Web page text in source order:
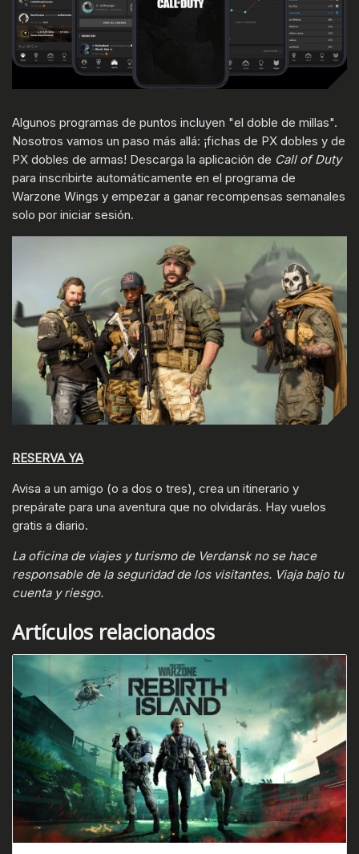
Algunos programas de puntos incluyen "el doble de millas".
Nosotros vamos un paso más allá: ¡fichas de PX dobles y de
PX dobles de armas! Descarga la aplicación de Call of Duty
para inscribirte automáticamente en el programa de
Warzone Wings y empezar a ganar recompensas semanales
solo por iniciar sesión.
RESERVA YA
Avisa a un amigo (o a dos o tres), crea un itinerario y
prepárate para una aventura que no olvidarás. Hay vuelos
gratis a diario.
La oficina de viajes y turismo de Verdansk no se hace
responsable de la seguridad de los visitantes. Viaja bajo tu
cuenta y riesgo.
Artículos relacionados